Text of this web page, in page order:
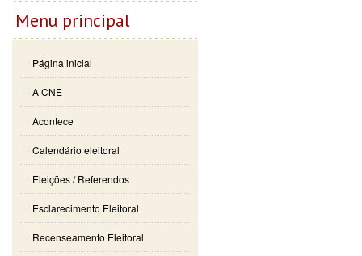
Menu principal
Página inicial
A CNE
Acontece
Calendário eleitoral
Eleições / Referendos
Esclarecimento Eleitoral
Recenseamento Eleitoral